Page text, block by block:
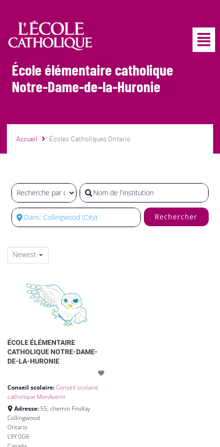
École élémentaire catholique
Notre-Dame-de-la-Huronie
Accueil Écoles Catholiques Ontario
Rechercher
Newest
ÉCOLE ÉLÉMENTAIRE
CATHOLIQUE NOTRE-DAME-
DE-LA-HURONIE
Conseil scolaire:Conseil scolaire
catholique MonAvenir
Adresse: 55, chemin Findlay
Collingwood
Ontario
L9Y 0G6